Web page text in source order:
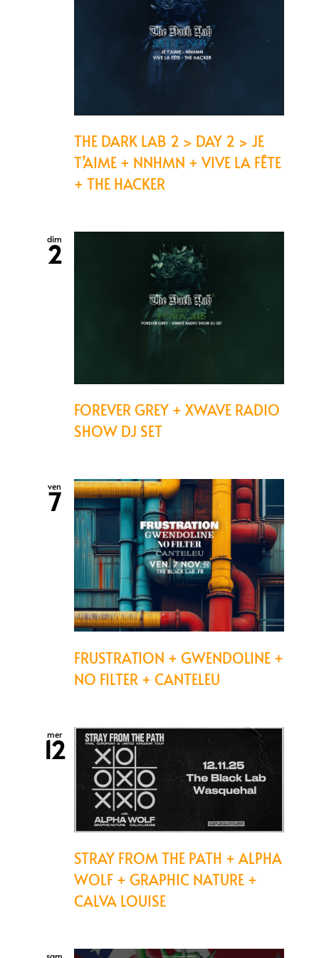
THE DARK LAB 2 > DAY 2 > JE
T’AIME + NNHMN + VIVE LA FÊTE
+ THE HACKER
dim
2
FOREVER GREY + XWAVE RADIO
SHOW DJ SET
ven
7
FRUSTRATION + GWENDOLINE +
NO FILTER + CANTELEU
mer
12
STRAY FROM THE PATH + ALPHA
WOLF + GRAPHIC NATURE +
CALVA LOUISE